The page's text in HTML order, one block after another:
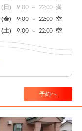
(日) 9:00 ～ 22:00 満
(金) 9:00 ～ 22:00 空
(土) 9:00 ～ 22:00 空
予約へ